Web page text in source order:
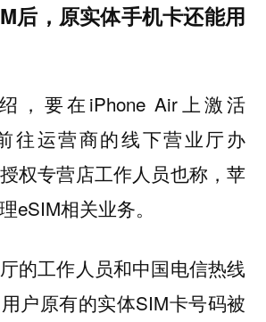
后，原实体手机卡还能用
，要在iPhone Air上激活
往运营商的线下营业厅办
权专营店工作人员也称，苹
eSIM相关业务。
的工作人员和中国电信热线
户原有的实体SIM卡号码被